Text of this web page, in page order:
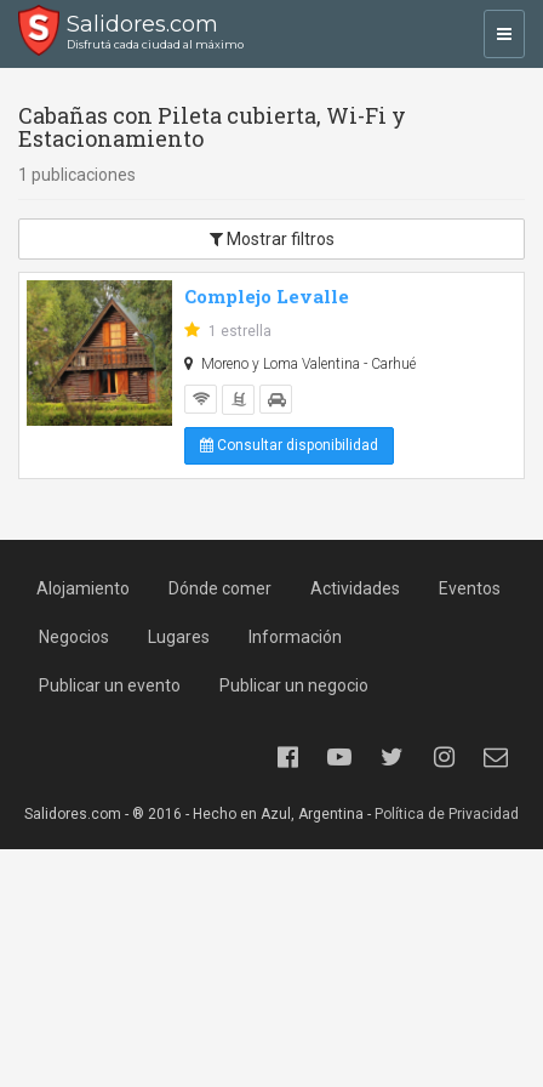
Salidores.com
Disfrutá cada ciudad al máximo
Cabañas con Pileta cubierta, Wi-Fi y
Estacionamiento
1 publicaciones
Mostrar filtros
Complejo Levalle
1 estrella
Moreno y Loma Valentina - Carhué
Consultar disponibilidad
Alojamiento Dónde comer Actividades Eventos
Negocios Lugares Información
Publicar un evento Publicar un negocio
Salidores.com - ® 2016 - Hecho en Azul, Argentina - Política de Privacidad